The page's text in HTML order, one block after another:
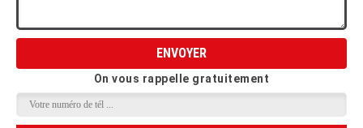
On vous rappelle gratuitement